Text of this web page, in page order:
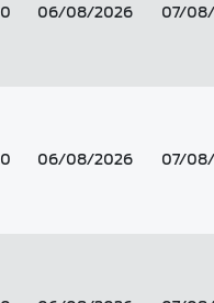
06/08/2026 07/
06/08/2026 07/